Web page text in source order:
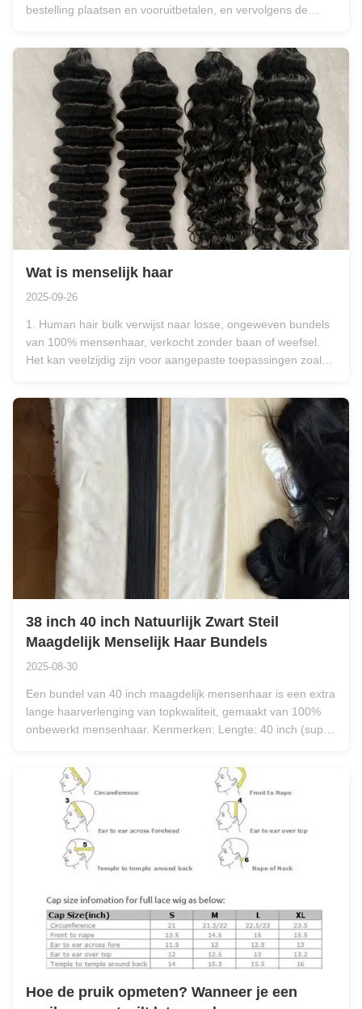
bestelling plaatsen en vooruitbetalen, en vervolgens de
verzending. Dit kan echter hoge transportkosten voor de
klant met zich ...
Wat is menselijk haar
2025-09-26
1. Human hair bulk verwijst naar losse, ongeweven bundels
van 100% mensenhaar, verkocht zonder baan of weefsel.
Het kan veelzijdig zijn voor aangepaste toepassingen zoals
vlechters in staat om de dikte en het volume aan te passen,
wat zorgt ...
38 inch 40 inch Natuurlijk Zwart Steil
Maagdelijk Menselijk Haar Bundels
2025-08-30
Een bundel van 40 inch maagdelijk mensenhaar is een extra
lange haarverlenging van topkwaliteit, gemaakt van 100%
onbewerkt mensenhaar. Kenmerken: Lengte: 40 inch (super
lengte). Materiaal: Maagdelijk mensenhaar (cuticula intact,
onbewerkt...
Hoe de pruik opmeten? Wanneer je een